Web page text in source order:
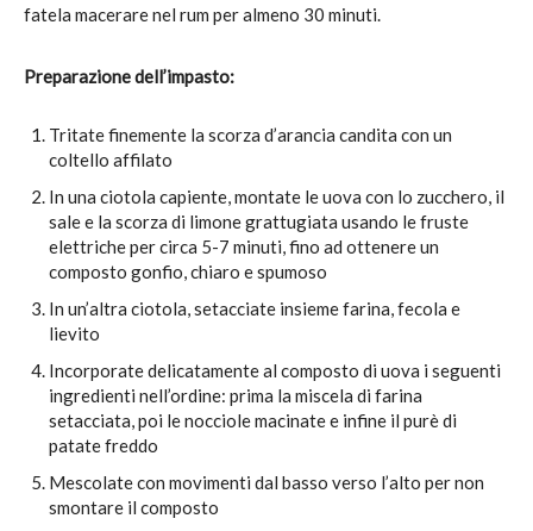
fatela macerare nel rum per almeno 30 minuti.
Preparazione dell’impasto:
Tritate finemente la scorza d’arancia candita con un
coltello affilato
In una ciotola capiente, montate le uova con lo zucchero, il
sale e la scorza di limone grattugiata usando le fruste
elettriche per circa 5-7 minuti, fino ad ottenere un
composto gonfio, chiaro e spumoso
In un’altra ciotola, setacciate insieme farina, fecola e
lievito
Incorporate delicatamente al composto di uova i seguenti
ingredienti nell’ordine: prima la miscela di farina
setacciata, poi le nocciole macinate e infine il purè di
patate freddo
Mescolate con movimenti dal basso verso l’alto per non
smontare il composto